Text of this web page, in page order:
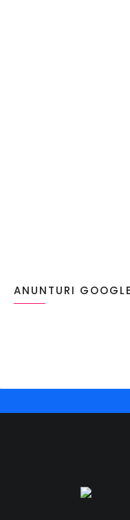
ANUNTURI GOOGLE